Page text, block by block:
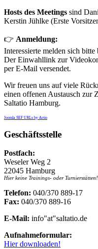
Hosts des Meetings sind
Kerstin Jühlke (Erste
👉 Anmeldung:
Interessierte melden sich bitte
Der Einwahllink zur
per E-Mail versendet.
Wir freuen uns auf viele
einen offenen Austausch zur
Saltatio Hamburg.
Joomla SEF URLs by Artio
Geschäftsstelle
Postfach:
Weseler Weg 2
22045 Hamburg
Hier keine Trainings- oder Turnierstätten!
Telefon: 040/370 889-17
Fax: 040/370 889-16
E-Mail: info"at"saltatio.de
Aufnahmeformular:
Hier downloaden!